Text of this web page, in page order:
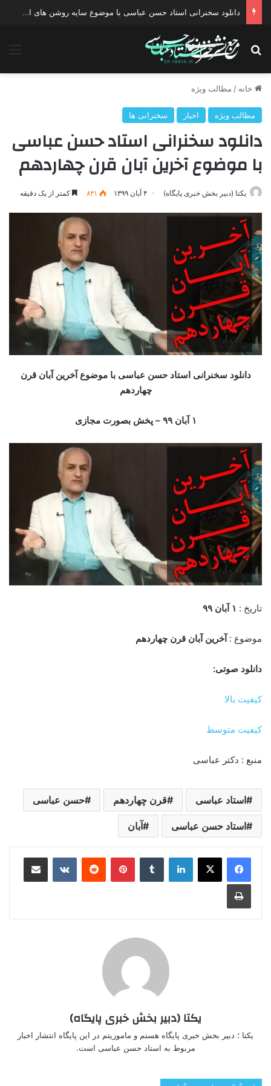
دانلود سخنرانی استاد حسن عباسی با موضوع سایه روشن های انتخاب یک نامزد اصلح
جستجو برای
خانه / مطالب ویژه
مطالب ویژه اخبار سخنرانی ها
دانلود سخنرانی استاد حسن عباسی
با موضوع آخرین آبان قرن چهاردهم
یکتا (دبیر بخش خبری پایگاه) ۴ آبان ۱۳۹۹ ۸۳۱ کمتر از یک دقیقه
دانلود سخنرانی استاد حسن عباسی با موضوع آخرین آبان قرن
چهاردهم
۱ آبان ۹۹ – پخش بصورت مجازی
تاریخ : ۱ آبان ۹۹
موضوع : آخرین آبان قرن چهاردهم
دانلود صوتی:
کیفیت بالا
کیفیت متوسط
منبع : دکتر عباسی
استاد عباسی قرن چهاردهم حسن عباسی
استاد حسن عباسی آبان
لینکدین ‫تامبلر ‫پین‌ترست‫رددیت ‫VKontakteاشتراک گذاری از طریق ایمیل
چاپ
یکتا (دبیر بخش خبری پایگاه)
یکتا ؛ دبیر بخش خبری پایگاه هستم و ماموریتم در این پایگاه انتشار اخبار
مربوط به استاد حسن عباسی است.